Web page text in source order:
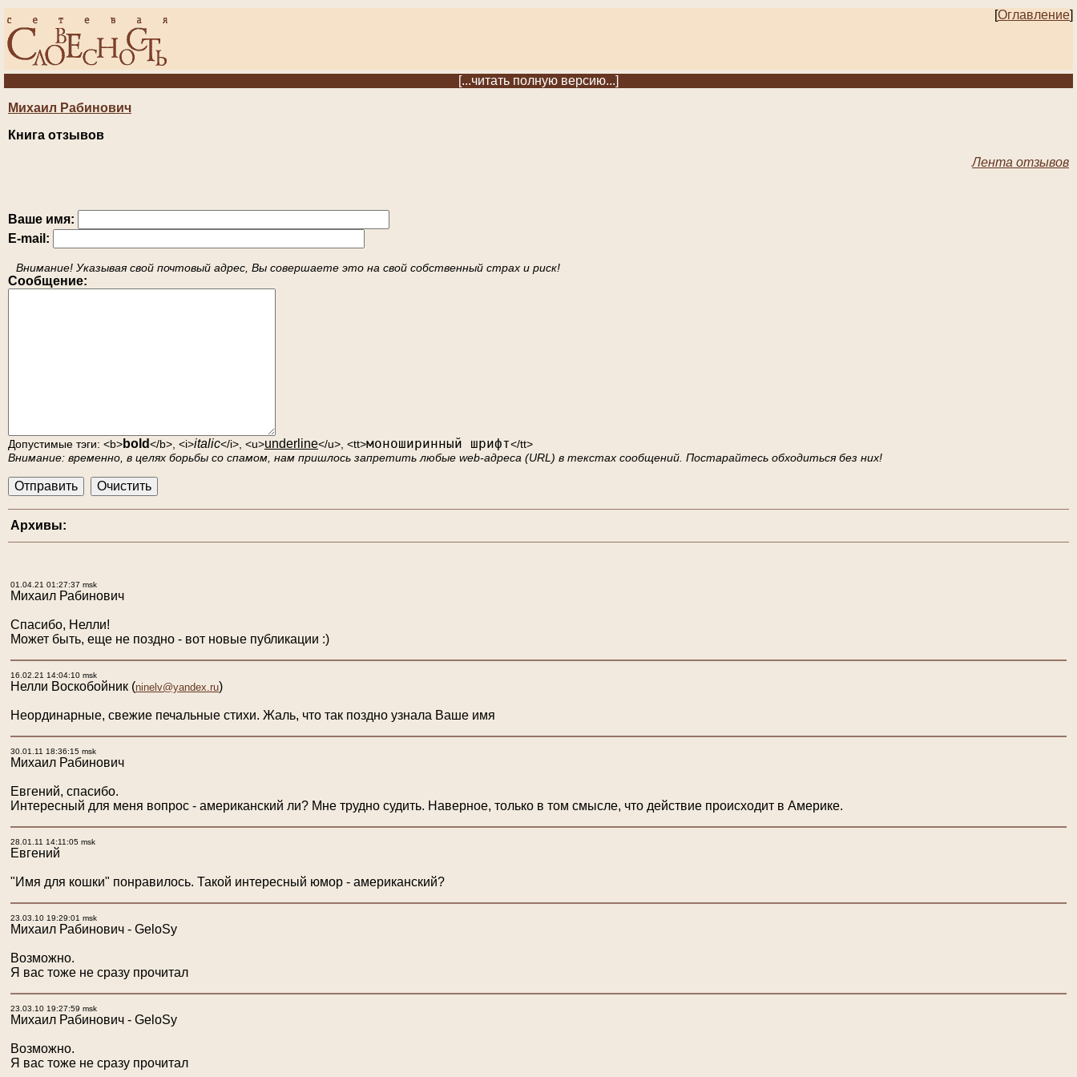
[Оглавление]
[...читать полную версию...]
Михаил Рабинович
Книга отзывов
Лента отзывов
Ваше имя:
E-mail:
Внимание! Указывая свой почтовый адрес, Вы совершаете это на свой собственный страх и риск!
Сообщение:
Допустимые тэги: <b>bold</b>, <i>italic</i>, <u>underline</u>, <tt>моноширинный шрифт</tt>
Внимание: временно, в целях борьбы со спамом, нам пришлось запретить любые web-адреса (URL) в текстах сообщений. Постарайтесь обходиться без них!
Архивы:
01.04.21 01:27:37 msk
Михаил Рабинович
Спасибо, Нелли!
Может быть, еще не поздно - вот новые публикации :)
16.02.21 14:04:10 msk
Нелли Воскобойник (ninelv@yandex.ru)
Неординарные, свежие печальные стихи. Жаль, что так поздно узнала Ваше имя
30.01.11 18:36:15 msk
Михаил Рабинович
Евгений, спасибо.
Интересный для меня вопрос - американский ли? Мне трудно судить. Наверное, только в том смысле, что действие происходит в Америке.
28.01.11 14:11:05 msk
Евгений
"Имя для кошки" понравилось. Такой интересный юмор - американский?
23.03.10 19:29:01 msk
Михаил Рабинович - GeloSу
Возможно.
Я вас тоже не сразу прочитал
23.03.10 19:27:59 msk
Михаил Рабинович - GeloSу
Возможно.
Я вас тоже не сразу прочитал